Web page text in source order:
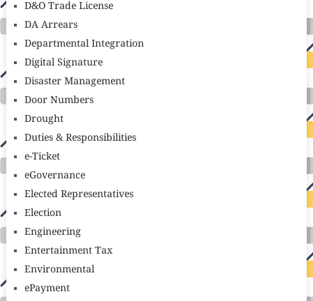
D&O Trade License
DA Arrears
Departmental Integration
Digital Signature
Disaster Management
Door Numbers
Drought
Duties & Responsibilities
e-Ticket
eGovernance
Elected Representatives
Election
Engineering
Entertainment Tax
Environmental
ePayment